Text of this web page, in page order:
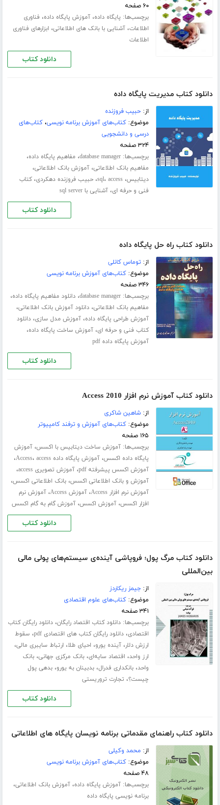
۶۰ صفحه
برچسب‌ها: پایگاه داده،آموزش پایگاه داده، فناوری
اطلاعات،آشنایی با بانک های اطلاعاتی، ابزارهای فناوری
اطلاعات
دانلود کتاب
دانلود کتاب مدیریت پایگاه داده
از:حبیب فروزنده
موضوع:کتاب‌های آموزش برنامه نویسی،کتاب‌های
درسی و دانشجویی
۳۲۴ صفحه
برچسب‌ها:database manager، مفاهیم پایگاه داده،
مفاهیم بانک اطلاعاتی،آموزش بانک اطلاعاتی،
دیتابیس، sql، access ،حبیب فروزنده دهکردی،کتاب
فنی و حرفه ای،آشنایی با sql server
دانلود کتاب
دانلود کتاب راه حل پایگاه داده
از:توماس کانلی
موضوع:کتاب‌های آموزش برنامه نویسی
۳۴۶ صفحه
برچسب‌ها:database manager،دانلود مفاهیم پایگاه داده،
مفاهیم بانک اطلاعاتی،دانلود آموزش بانک اطلاعاتی،
آموزش طراحی پایگاه داده،آموزش مدل سازی،دانلود
کتاب فنی و حرفه ای،آموزش ساخت پایگاه داده،
آموزش پایگاه داده pdf
دانلود کتاب
دانلود کتاب آموزش نرم افزار Access 2010
از:شاهین شاکری
موضوع:کتاب‌های آموزش و ترفند کامپیوتر
۱۶۵ صفحه
برچسب‌ها:آموزش ساخت دیتابیس با اکسس،آموزش
پایگاه داده اکسس،آموزش پایگاه داده Access ، access ،
آموزش اکسس پیشرفته pdf ،آموزش تصویری access ،
آموزش و بانک اطلاعاتی اکسس،بانک اطلاعاتی اکسس،
آموزش نرم افزار Access ،آموزش Access ،آموزش نرم
افزار اکسس،آموزش اکسس،آموزش گام به گام اکسس
دانلود کتاب
دانلود کتاب مرگ پول؛ فروپاشی آینده‌ی سیستم‌های پولی مالی
بین‌المللی
از:جیمز ریکاردز
موضوع:کتاب‌های علوم اقتصادی
۳۴۱ صفحه
برچسب‌ها:دانلود کتاب اقتصاد رایگان،دانلود رایگان کتاب
اقتصادی،دانلود رایگان کتاب های اقتصادی pdf ، سقوط
ارزش دلار،آینده یورو، احیای طلا، ارتباط سایبری مالی،
ارز واحد، اقتصاد سایه‌ای،بانک مرکزی جهانی،بانک
واحد،بانکداری فدرال،بدبینان به یورو،بدهی پول
چیست؟، تجارت تروریستی
دانلود کتاب
دانلود کتاب راهنمای مقدماتی برنامه نویسان پایگاه های اطلاعاتی
از: محمد وکیلی
موضوع:کتاب‌های آموزش برنامه نویسی
۴۸ صفحه
برچسب‌ها:آموزش پایگاه داده،آموزش بانک اطلاعاتی،
برنامه نویسی پایگاه داده